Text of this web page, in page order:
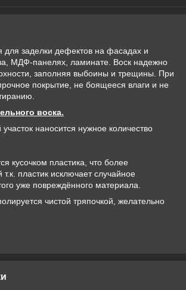
для заделки дефектов на фасадах и
МДФ-панелях, ламинате. Воск надежно
заполняя выбоины и трещины. При
покрытие, не боящееся влаги и не
воска.
наносится нужное количество
кусочком пластика, что более
т.к. пластик исключает случайное
уже повреждённого материала.
чистой тряпочкой, желательно